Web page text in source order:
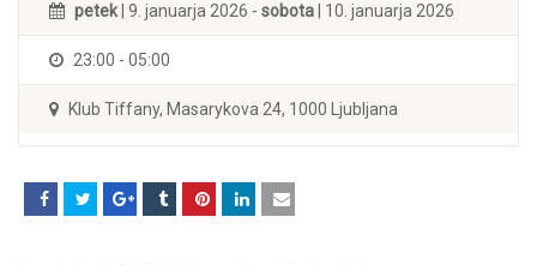
petek | 9. januarja 2026 - sobota | 10. januarja 2026
23:00 - 05:00
Klub Tiffany, Masarykova 24, 1000 Ljubljana